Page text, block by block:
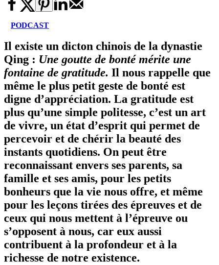
PODCAST
Il existe un dicton chinois de la dynastie
Qing : Une goutte de bonté mérite une
fontaine de gratitude. Il nous rappelle que
même le plus petit geste de bonté est
digne d’appréciation. La gratitude est
plus qu’une simple politesse, c’est un art
de vivre, un état d’esprit qui permet de
percevoir et de chérir la beauté des
instants quotidiens. On peut être
reconnaissant envers ses parents, sa
famille et ses amis, pour les petits
bonheurs que la vie nous offre, et même
pour les leçons tirées des épreuves et de
ceux qui nous mettent à l’épreuve ou
s’opposent à nous, car eux aussi
contribuent à la profondeur et à la
richesse de notre existence.